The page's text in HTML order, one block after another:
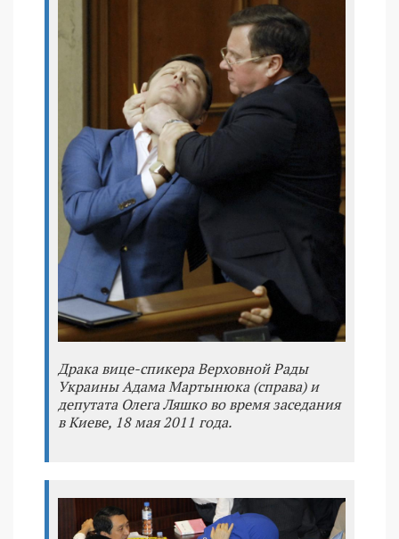
Драка вице-спикера Верховной Рады
Украины Адама Мартынюка (справа) и
депутата Олега Ляшко во время заседания
в Киеве, 18 мая 2011 года.